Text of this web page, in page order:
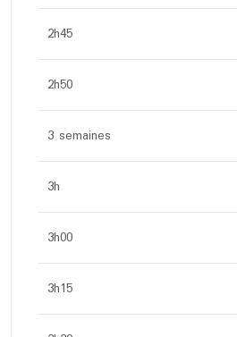
2h45
2h50
3 semaines
3h
3h00
3h15